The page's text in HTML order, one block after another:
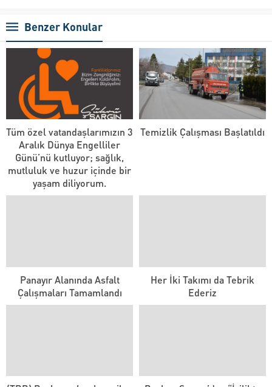
Benzer Konular
Tüm özel vatandaşlarımızın 3
Aralık Dünya Engelliler
Günü’nü kutluyor; sağlık,
mutluluk ve huzur içinde bir
yaşam diliyorum.
Temizlik Çalışması Başlatıldı
Panayır Alanında Asfalt
Çalışmaları Tamamlandı
Her İki Takımı da Tebrik
Ederiz